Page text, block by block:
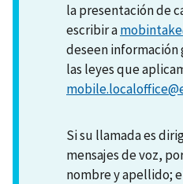
la presentación de
escribir a
deseen información
las leyes que
Si su llamada es
mensajes de voz,
nombre y apellido;